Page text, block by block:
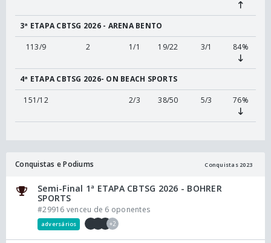
3ª ETAPA CBTSG 2026 - ARENA BENTO
113/9 2 1/1 19/22 3/1 84%
4ª ETAPA CBTSG 2026- ON BEACH SPORTS
151/12 2/3 38/50 5/3 76%
Conquistas e Podiums Conquistas 2023
Semi-Final 1ª ETAPA CBTSG 2026 - BOHRER
SPORTS
#29916 venceu de 6 oponentes
adversários +2